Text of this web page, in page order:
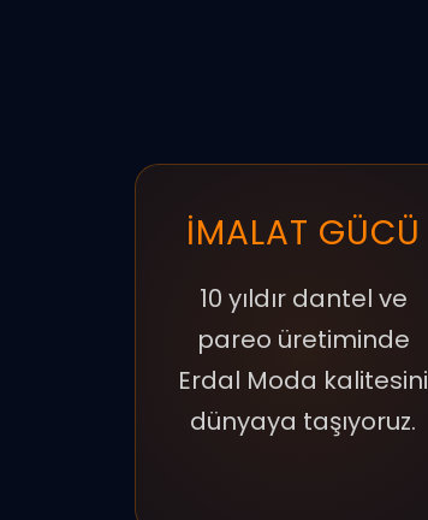
İMALAT GÜCÜ
10 yıldır dantel ve
pareo üretiminde
Erdal Moda kalitesini
dünyaya taşıyoruz.